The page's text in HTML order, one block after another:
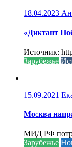
18.04.2023
«Диктант
Источник:
Зарубежье
15.09.2021
Москва
МИД РФ
Зарубежье